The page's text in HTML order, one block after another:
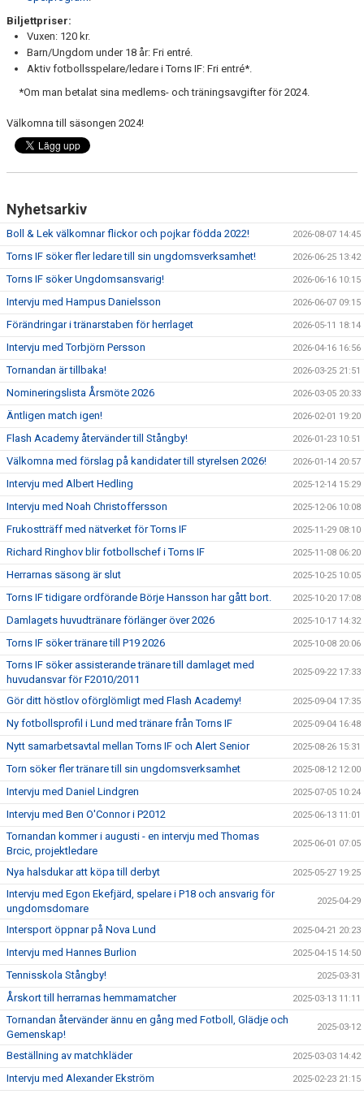
Biljettpriser:
Vuxen: 120 kr.
Barn/Ungdom under 18 år: Fri entré.
Aktiv fotbollsspelare/ledare i Torns IF: Fri entré*.
*Om man betalat sina medlems- och träningsavgifter för 2024.
Välkomna till säsongen 2024!
Nyhetsarkiv
Boll & Lek välkomnar flickor och pojkar födda 2022! 2026-08-07 14:45
Torns IF söker fler ledare till sin ungdomsverksamhet! 2026-06-25 13:42
Torns IF söker Ungdomsansvarig! 2026-06-16 10:15
Intervju med Hampus Danielsson 2026-06-07 09:15
Förändringar i tränarstaben för herrlaget 2026-05-11 18:14
Intervju med Torbjörn Persson 2026-04-16 16:56
Tornandan är tillbaka! 2026-03-25 21:51
Nomineringslista Årsmöte 2026 2026-03-05 20:33
Äntligen match igen! 2026-02-01 19:20
Flash Academy återvänder till Stångby! 2026-01-23 10:51
Välkomna med förslag på kandidater till styrelsen 2026! 2026-01-14 20:57
Intervju med Albert Hedling 2025-12-14 15:29
Intervju med Noah Christoffersson 2025-12-06 10:08
Frukostträff med nätverket för Torns IF 2025-11-29 08:10
Richard Ringhov blir fotbollschef i Torns IF 2025-11-08 06:20
Herrarnas säsong är slut 2025-10-25 10:05
Torns IF tidigare ordförande Börje Hansson har gått bort. 2025-10-20 17:08
Damlagets huvudtränare förlänger över 2026 2025-10-17 14:32
Torns IF söker tränare till P19 2026 2025-10-08 20:06
Torns IF söker assisterande tränare till damlaget med
huvudansvar för F2010/2011
2025-09-22 17:33
Gör ditt höstlov oförglömligt med Flash Academy! 2025-09-04 17:35
Ny fotbollsprofil i Lund med tränare från Torns IF 2025-09-04 16:48
Nytt samarbetsavtal mellan Torns IF och Alert Senior 2025-08-26 15:31
Torn söker fler tränare till sin ungdomsverksamhet 2025-08-12 12:00
Intervju med Daniel Lindgren 2025-07-05 10:24
Intervju med Ben O'Connor i P2012 2025-06-13 11:01
Tornandan kommer i augusti - en intervju med Thomas
Brcic, projektledare
2025-06-01 07:05
Nya halsdukar att köpa till derbyt 2025-05-27 19:25
Intervju med Egon Ekefjärd, spelare i P18 och ansvarig för
ungdomsdomare
2025-04-29
Intersport öppnar på Nova Lund 2025-04-21 20:23
Intervju med Hannes Burlion 2025-04-15 14:50
Tennisskola Stångby! 2025-03-31
Årskort till herrarnas hemmamatcher 2025-03-13 11:11
Tornandan återvänder ännu en gång med Fotboll, Glädje och
Gemenskap!
2025-03-12
Beställning av matchkläder 2025-03-03 14:42
Intervju med Alexander Ekström 2025-02-23 21:15